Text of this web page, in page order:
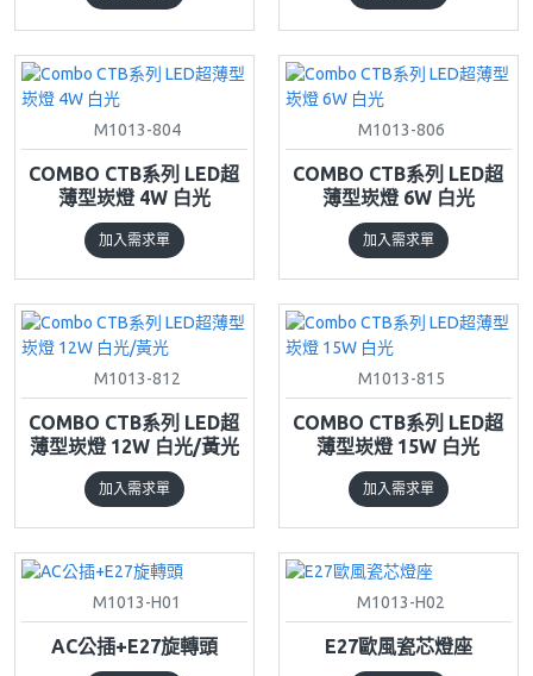
M1013-804
COMBO CTB系列 LED超
薄型崁燈 4W 白光
加入需求單
M1013-806
COMBO CTB系列 LED超
薄型崁燈 6W 白光
加入需求單
M1013-812
COMBO CTB系列 LED超
薄型崁燈 12W 白光/黃光
加入需求單
M1013-815
COMBO CTB系列 LED超
薄型崁燈 15W 白光
加入需求單
M1013-H01
AC公插+E27旋轉頭
M1013-H02
E27歐風瓷芯燈座